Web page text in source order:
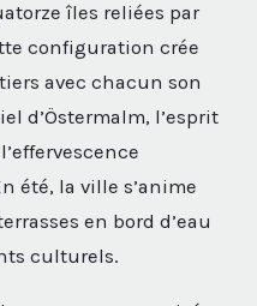
îles reliées par
configuration crée
avec chacun son
d’Östermalm, l’esprit
été, la ville s’anime
en bord d’eau
culturels.